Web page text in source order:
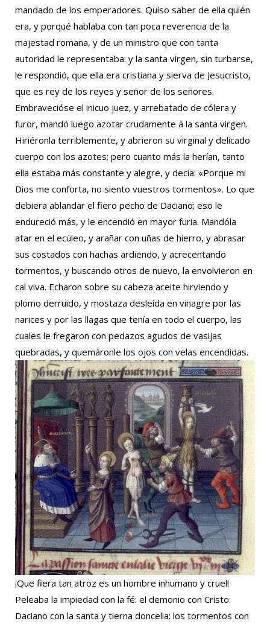
mandado de los emperadores. Quiso saber de ella quién
era, y porqué hablaba con tan poca reverencia de la
majestad romana, y de un ministro que con tanta
autoridad le representaba: y la santa virgen, sin turbarse,
le respondió, que ella era cristiana y sierva de Jesucristo,
que es rey de los reyes y señor de los señores.
Embravecióse el inicuo juez, y arrebatado de cólera y
furor, mandó luego azotar crudamente á la santa virgen.
Hiriéronla terriblemente, y abrieron su virginal y delicado
cuerpo con los azotes; pero cuanto más la herían, tanto
ella estaba más constante y alegre, y decía: «Porque mi
Dios me conforta, no siento vuestros tormentos». Lo que
debiera ablandar el fiero pecho de Daciano; eso le
endureció más, y le encendió en mayor furia. Mandóla
atar en el ecúleo, y arañar con uñas de hierro, y abrasar
sus costados con hachas ardiendo, y acrecentando
tormentos, y buscando otros de nuevo, la envolvieron en
cal viva. Echaron sobre su cabeza aceite hirviendo y
plomo derruido, y mostaza desleída en vinagre por las
narices y por las llagas que tenía en todo el cuerpo, las
cuales le fregaron con pedazos agudos de vasijas
quebradas, y quemáronle los ojos con velas encendidas.
¡Que fiera tan atroz es un hombre inhumano y cruel!
Peleaba la impiedad con la fé: el demonio con Cristo:
Daciano con la santa y tierna doncella: los tormentos con